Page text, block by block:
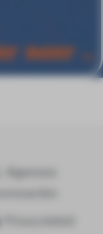
meer ...